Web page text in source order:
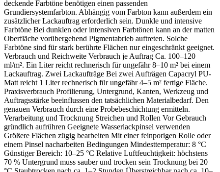
deckende Farbtöne benötigen einen passenden
Grundiersystemfarbton. Abhängig vom Farbton kann außerdem ein
zusätzlicher Lackauftrag erforderlich sein. Dunkle und intensive
Farbtöne Bei dunklen oder intensiven Farbtönen kann an der matten
Oberfläche vorübergehend Pigmentabrieb auftreten. Solche
Farbtöne sind für stark berührte Flächen nur eingeschränkt geeignet.
Verbrauch und Reichweite Verbrauch je Auftrag Ca. 100–120
ml/m². Ein Liter reicht rechnerisch für ungefähr 8–10 m² bei einem
Lackauftrag. Zwei Lackaufträge Bei zwei Aufträgen Capacryl PU-
Matt reicht 1 Liter rechnerisch für ungefähr 4–5 m² fertige Fläche.
Praxisverbrauch Profilierung, Untergrund, Kanten, Werkzeug und
Auftragsstärke beeinflussen den tatsächlichen Materialbedarf. Den
genauen Verbrauch durch eine Probebeschichtung ermitteln.
Verarbeitung und Trocknung Streichen und Rollen Vor Gebrauch
gründlich aufrühren Geeignete Wasserlackpinsel verwenden
Größere Flächen zügig bearbeiten Mit einer feinporigen Rolle oder
einem Pinsel nacharbeiten Bedingungen Mindesttemperatur: 8 °C
Günstiger Bereich: 10–25 °C Relative Luftfeuchtigkeit: höchstens
70 % Untergrund muss sauber und trocken sein Trocknung bei 20